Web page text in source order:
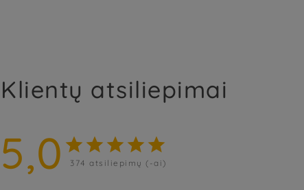
Klientų atsiliepimai
5,0     
374 atsiliepimų (-ai)